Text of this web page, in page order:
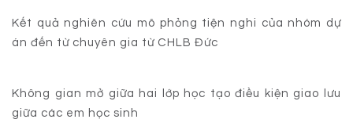
Kết quả nghiên cứu mô phỏng tiện nghi của nhóm dự
án đến từ chuyên gia từ CHLB Đức
Không gian mở giữa hai lớp học tạo điều kiện giao lưu
giữa các em học sinh